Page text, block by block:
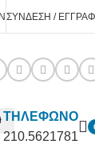
ΣΎΝΔΕΣΗ /
ΤΗΛΕΦΩΝΟ
210.5621781